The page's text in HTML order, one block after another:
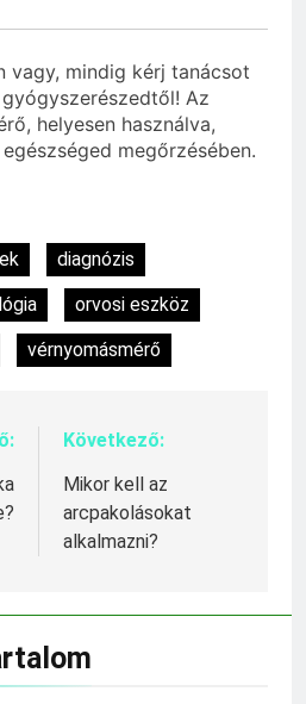
vagy, mindig kérj tanácsot
Az
helyesen használva,
megőrzésében.
diagnózis
orvosi eszköz
vérnyomásmérő
Következő:
Mikor kell az
arcpakolásokat
alkalmazni?